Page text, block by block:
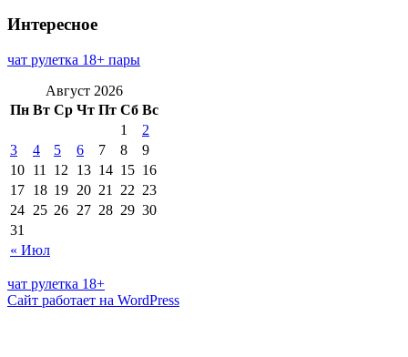
Интересное
чат рулетка 18+ пары
Август 2026
Пн Вт Ср Чт Пт Сб Вс
« Июл
1
2
3
4 5 6 7 8
9
10 11 12 13 14 15 16
17 18 19 20 21 22 23
24 25 26 27 28 29 30
31
чат рулетка 18+
Сайт работает на WordPress